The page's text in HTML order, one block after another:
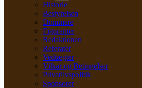
Historie
Bestyrelsen
Dommere
Figuranter
Redaktionen
Referater
Vedtægter
Vilkår og Betingelser
Privatlivspolitik
Sponsorer